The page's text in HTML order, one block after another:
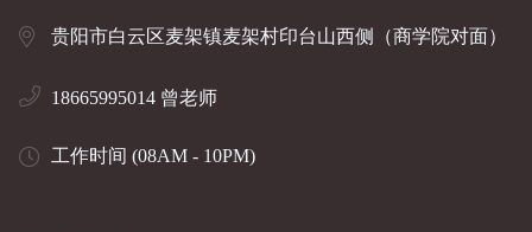
贵阳市白云区麦架镇麦架村印台山西侧（商学院对面）
18665995014 曾老师
工作时间 (08AM - 10PM)